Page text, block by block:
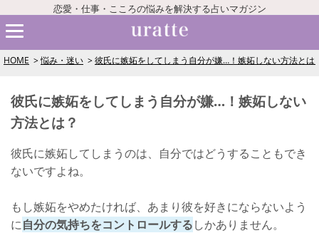
恋愛・仕事・こころの悩みを解決する占いマガジン
HOME 悩み・迷い 彼氏に嫉妬をしてしまう自分が嫌…！嫉妬しない方法とは
彼氏に嫉妬をしてしまう自分が嫌…！嫉妬しない
方法とは？
彼氏に嫉妬してしまうのは、自分ではどうすることもでき
ないですよね。
もし嫉妬をやめたければ、あまり彼を好きにならないよう
に自分の気持ちをコントロールするしかありません。